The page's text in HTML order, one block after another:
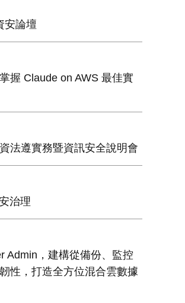
安論壇
握 Claude on AWS 最佳實
法遵實務暨資訊安全說明會
治理
Admin，建構從備份、監控
性，打造全方位混合雲數據